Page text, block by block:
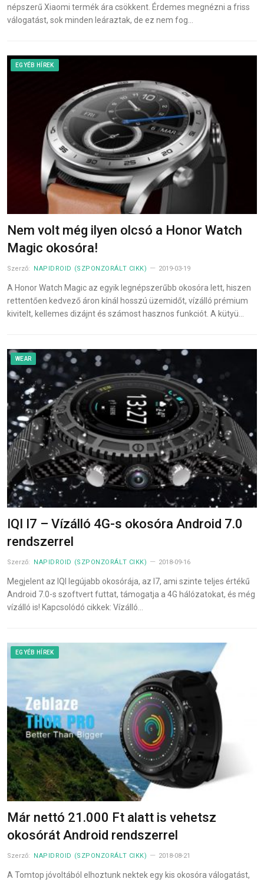
népszerű Xiaomi termék ára csökkent. Érdemes megnézni a friss
válogatást, sok minden leáraztak, de ez nem fog…
EGYÉB HÍREK
Nem volt még ilyen olcsó a Honor Watch
Magic okosóra!
Szerző: NAPIDROID (SZPONZORÁLT CIKK) 2019-03-19
A Honor Watch Magic az egyik legnépszerűbb okosóra lett, hiszen
rettentően kedvező áron kínál hosszú üzemidőt, vízálló prémium
kivitelt, kellemes dizájnt és számost hasznos funkciót. A kütyü…
WEAR
IQI I7 – Vízálló 4G-s okosóra Android 7.0
rendszerrel
Szerző: NAPIDROID (SZPONZORÁLT CIKK) 2018-09-16
Megjelent az IQI legújabb okosórája, az I7, ami szinte teljes értékű
Android 7.0-s szoftvert futtat, támogatja a 4G hálózatokat, és még
vízálló is! Kapcsolódó cikkek: Vízálló…
EGYÉB HÍREK
Már nettó 21.000 Ft alatt is vehetsz
okosórát Android rendszerrel
Szerző: NAPIDROID (SZPONZORÁLT CIKK) 2018-08-21
A Tomtop jóvoltából elhoztunk nektek egy kis okosóra válogatást,